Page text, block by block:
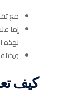
مع
إما
لهذه
كيف